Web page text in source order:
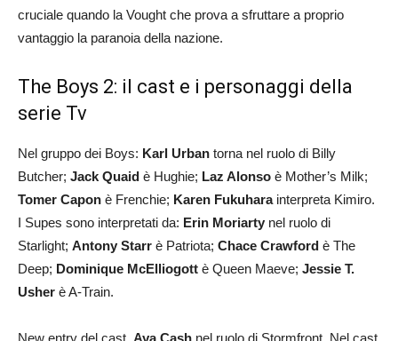
cruciale quando la Vought che prova a sfruttare a proprio
vantaggio la paranoia della nazione.
The Boys 2: il cast e i personaggi della
serie Tv
Nel gruppo dei Boys: Karl Urban torna nel ruolo di Billy
Butcher; Jack Quaid è Hughie; Laz Alonso è Mother’s Milk;
Tomer Capon è Frenchie; Karen Fukuharainterpreta Kimiro.
I Supes sono interpretati da: Erin Moriarty nel ruolo di
Starlight; Antony Starr è Patriota; Chace Crawford è The
Deep; Dominique McElliogott è Queen Maeve; Jessie T.
Usher è A-Train.
New entry del cast, Aya Cash nel ruolo di Stormfront. Nel cast